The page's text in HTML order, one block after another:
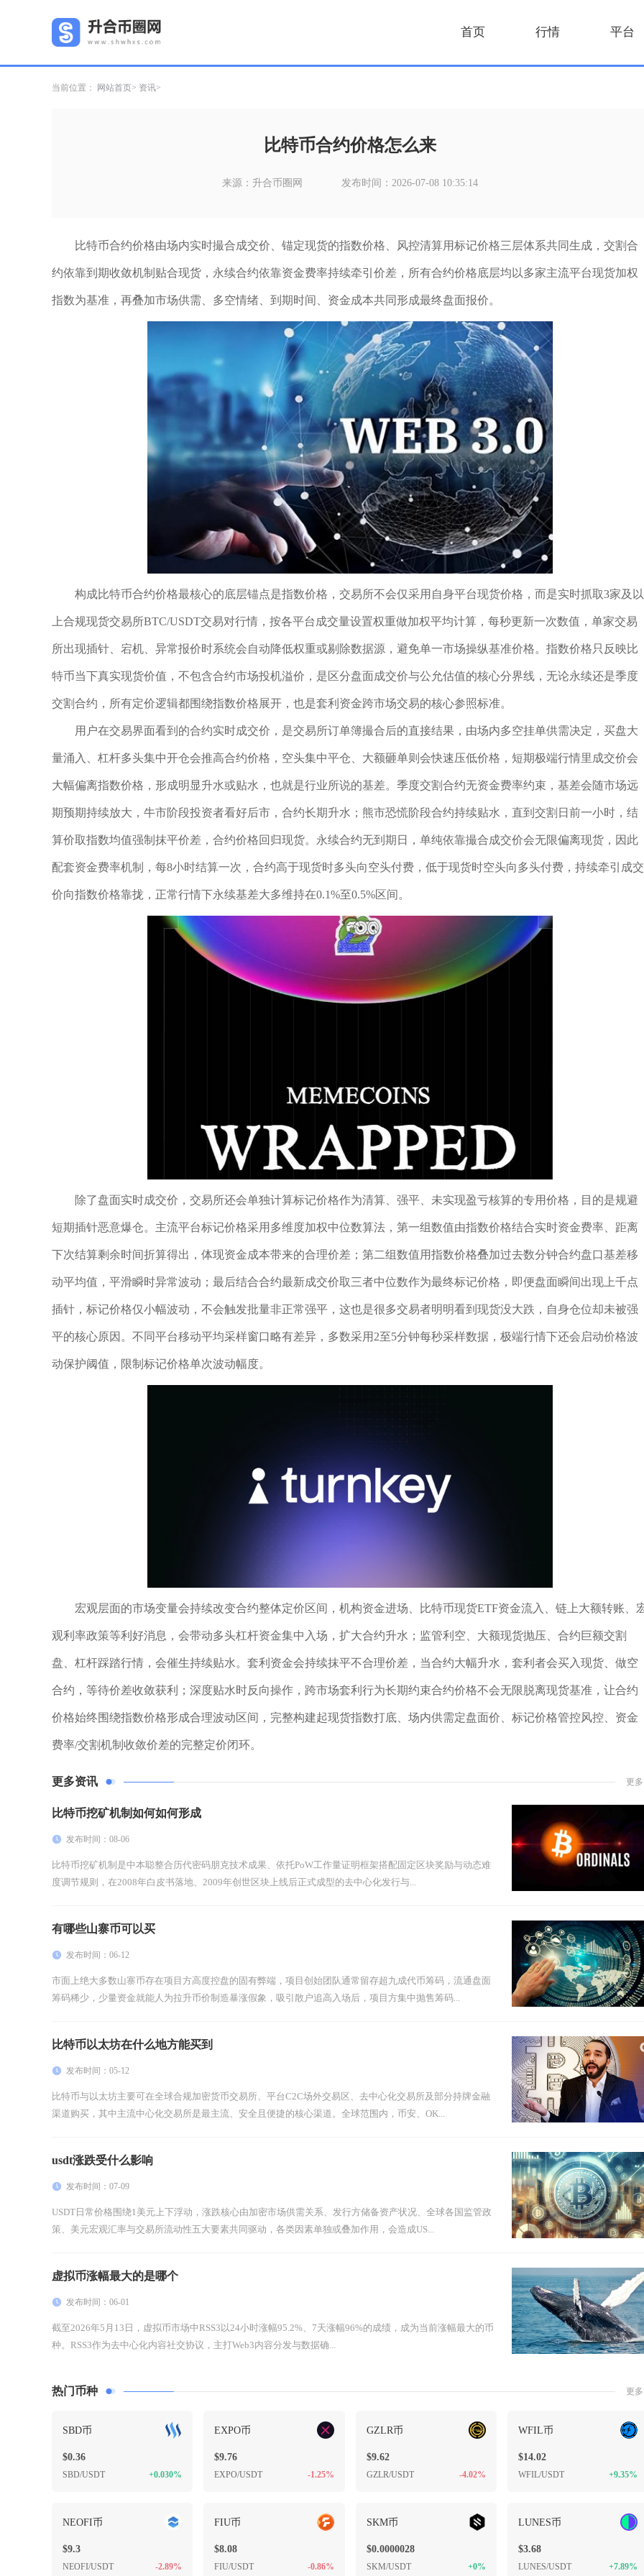
首页 行情 平台
当前位置： 网站首页 资讯
比特币合约价格怎么来
来源：升合币圈网 发布时间：2026-07-08 10:35:14
比特币合约价格由场内实时撮合成交价、锚定现货的指数价格、风控清算用标记价格三层体系共同生成，交割合
约依靠到期收敛机制贴合现货，永续合约依靠资金费率持续牵引价差，所有合约价格底层均以多家主流平台现货加权
指数为基准，再叠加市场供需、多空情绪、到期时间、资金成本共同形成最终盘面报价。
构成比特币合约价格最核心的底层锚点是指数价格，交易所不会仅采用自身平台现货价格，而是实时抓取3家及以
上合规现货交易所BTC/USDT交易对行情，按各平台成交量设置权重做加权平均计算，每秒更新一次数值，单家交易
所出现插针、宕机、异常报价时系统会自动降低权重或剔除数据源，避免单一市场操纵基准价格。指数价格只反映比
特币当下真实现货价值，不包含合约市场投机溢价，是区分盘面成交价与公允估值的核心分界线，无论永续还是季度
交割合约，所有定价逻辑都围绕指数价格展开，也是套利资金跨市场交易的核心参照标准。
用户在交易界面看到的合约实时成交价，是交易所订单簿撮合后的直接结果，由场内多空挂单供需决定，买盘大
量涌入、杠杆多头集中开仓会推高合约价格，空头集中平仓、大额砸单则会快速压低价格，短期极端行情里成交价会
大幅偏离指数价格，形成明显升水或贴水，也就是行业所说的基差。季度交割合约无资金费率约束，基差会随市场远
期预期持续放大，牛市阶段投资者看好后市，合约长期升水；熊市恐慌阶段合约持续贴水，直到交割日前一小时，结
算价取指数均值强制抹平价差，合约价格回归现货。永续合约无到期日，单纯依靠撮合成交价会无限偏离现货，因此
配套资金费率机制，每8小时结算一次，合约高于现货时多头向空头付费，低于现货时空头向多头付费，持续牵引成交
价向指数价格靠拢，正常行情下永续基差大多维持在0.1%至0.5%区间。
除了盘面实时成交价，交易所还会单独计算标记价格作为清算、强平、未实现盈亏核算的专用价格，目的是规避
短期插针恶意爆仓。主流平台标记价格采用多维度加权中位数算法，第一组数值由指数价格结合实时资金费率、距离
下次结算剩余时间折算得出，体现资金成本带来的合理价差；第二组数值用指数价格叠加过去数分钟合约盘口基差移
动平均值，平滑瞬时异常波动；最后结合合约最新成交价取三者中位数作为最终标记价格，即便盘面瞬间出现上千点
插针，标记价格仅小幅波动，不会触发批量非正常强平，这也是很多交易者明明看到现货没大跌，自身仓位却未被强
平的核心原因。不同平台移动平均采样窗口略有差异，多数采用2至5分钟每秒采样数据，极端行情下还会启动价格波
动保护阈值，限制标记价格单次波动幅度。
宏观层面的市场变量会持续改变合约整体定价区间，机构资金进场、比特币现货ETF资金流入、链上大额转账、
观利率政策等利好消息，会带动多头杠杆资金集中入场，扩大合约升水；监管利空、大额现货抛压、合约巨额交割
盘、杠杆踩踏行情，会催生持续贴水。套利资金会持续抹平不合理价差，当合约大幅升水，套利者会买入现货、做空
合约，等待价差收敛获利；深度贴水时反向操作，跨市场套利行为长期约束合约价格不会无限脱离现货基准，让合约
价格始终围绕指数价格形成合理波动区间，完整构建起现货指数打底、场内供需定盘面价、标记价格管控风控、资金
费率/交割机制收敛价差的完整定价闭环。
更多资讯 更
比特币挖矿机制如何如何形成
发布时间：08-06
比特币挖矿机制是中本聪整合历代密码朋克技术成果、依托PoW工作量证明框架搭配固定区块奖励与动态难
度调节规则，在2008年白皮书落地、2009年创世区块上线后正式成型的去中心化发行与...
有哪些山寨币可以买
发布时间：06-12
市面上绝大多数山寨币存在项目方高度控盘的固有弊端，项目创始团队通常留存超九成代币筹码，流通盘面
筹码稀少，少量资金就能人为拉升币价制造暴涨假象，吸引散户追高入场后，项目方集中抛售筹码...
比特币以太坊在什么地方能买到
发布时间：05-12
比特币与以太坊主要可在全球合规加密货币交易所、平台C2C场外交易区、去中心化交易所及部分持牌金融
渠道购买，其中主流中心化交易所是最主流、安全且便捷的核心渠道。全球范围内，币安、OK...
usdt涨跌受什么影响
发布时间：07-09
USDT日常价格围绕1美元上下浮动，涨跌核心由加密市场供需关系、发行方储备资产状况、全球各国监管政
策、美元宏观汇率与交易所流动性五大要素共同驱动，各类因素单独或叠加作用，会造成US...
虚拟币涨幅最大的是哪个
发布时间：06-01
截至2026年5月13日，虚拟币市场中RSS3以24小时涨幅95.2%、7天涨幅96%的成绩，成为当前涨幅最大的币
种。RSS3作为去中心化内容社交协议，主打Web3内容分发与数据确...
热门币种 更
SBD币
$0.36
SBD/USDT +0.030%
EXPO币
$9.76
EXPO/USDT -1.25%
GZLR币
$9.62
GZLR/USDT -4.02%
WFIL币
$14.02
WFIL/USDT +9.35%
NEOFI币
$9.3
NEOFI/USDT -2.89%
FIU币
$8.08
FIU/USDT -0.86%
SKM币
$0.0000028
SKM/USDT +0%
LUNES币
$3.68
LUNES/USDT +7.89%